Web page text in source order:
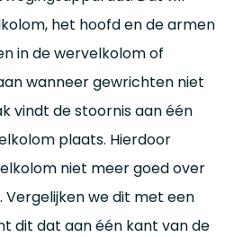
het hoofd en de armen
in de wervelkolom of
wanneer gewrichten niet
vindt de stoornis aan één
plaats. Hierdoor
niet meer goed over
Vergelijken we dit met een
dit dat aan één kant van de